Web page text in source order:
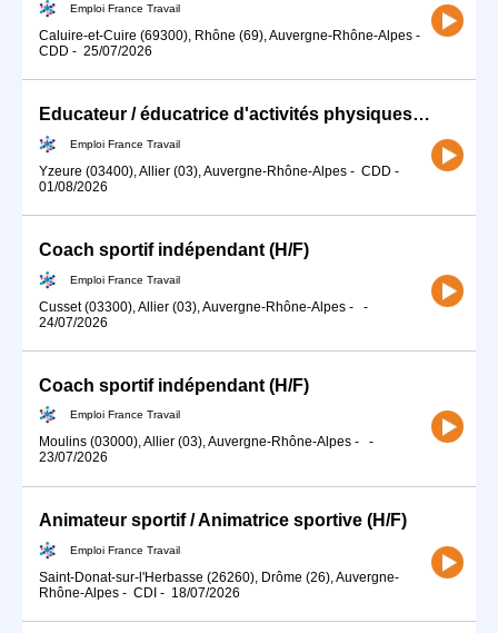
Emploi France Travail
Caluire-et-Cuire (69300), Rhône (69), Auvergne-Rhône-Alpes -
CDD - 25/07/2026
Educateur / éducatrice d'activités physiques (H/F)
Emploi France Travail
Yzeure (03400), Allier (03), Auvergne-Rhône-Alpes - CDD -
01/08/2026
Coach sportif indépendant (H/F)
Emploi France Travail
Cusset (03300), Allier (03), Auvergne-Rhône-Alpes -
-
24/07/2026
Coach sportif indépendant (H/F)
Emploi France Travail
Moulins (03000), Allier (03), Auvergne-Rhône-Alpes -
-
23/07/2026
Animateur sportif / Animatrice sportive (H/F)
Emploi France Travail
Saint-Donat-sur-l'Herbasse (26260), Drôme (26), Auvergne-
Rhône-Alpes - CDI - 18/07/2026